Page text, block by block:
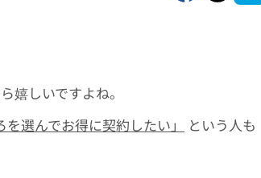
嬉しいですよね。
選んでお得に契約したい」
という人も